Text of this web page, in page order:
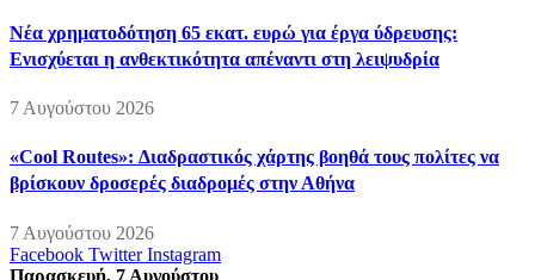
Νέα χρηματοδότηση 65 εκατ. ευρώ για έργα ύδρευσης:
Ενισχύεται η ανθεκτικότητα απέναντι στη λειψυδρία
7 Αυγούστου 2026
«Cool Routes»: Διαδραστικός χάρτης βοηθά τους πολίτες να
βρίσκουν δροσερές διαδρομές στην Αθήνα
7 Αυγούστου 2026
Facebook Twitter Instagram
Παρασκευή, 7 Αυγούστου